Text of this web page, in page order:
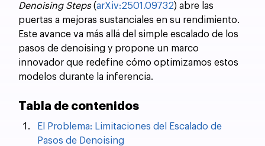
Denoising Steps (arXiv:2501.09732) abre las
puertas a mejoras sustanciales en su rendimiento.
Este avance va más allá del simple escalado de los
pasos de denoising y propone un marco
innovador que redefine cómo optimizamos estos
modelos durante la inferencia.
Tabla de contenidos
El Problema: Limitaciones del Escalado de
Pasos de Denoising